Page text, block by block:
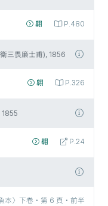
翺 P.480
三畏廉士甫), 1856
翺 P.326
翱 P.24
魚本〉下卷‧第 6 頁‧前半